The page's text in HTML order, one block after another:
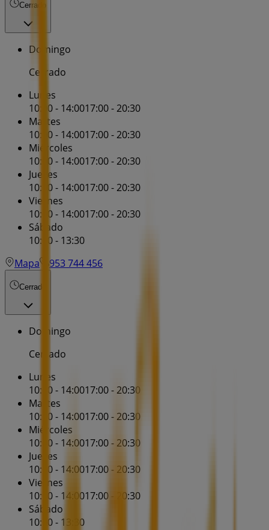
Cerrado
Domingo
Cerrado
Lunes
10:00 - 14:0017:00 - 20:30
Martes
10:00 - 14:0017:00 - 20:30
Miércoles
10:00 - 14:0017:00 - 20:30
Jueves
10:00 - 14:0017:00 - 20:30
Viernes
10:00 - 14:0017:00 - 20:30
Sábado
10:00 - 13:30
Mapa
953 744 456
Cerrado
Domingo
Cerrado
Lunes
10:00 - 14:0017:00 - 20:30
Martes
10:00 - 14:0017:00 - 20:30
Miércoles
10:00 - 14:0017:00 - 20:30
Jueves
10:00 - 14:0017:00 - 20:30
Viernes
10:00 - 14:0017:00 - 20:30
Sábado
10:00 - 13:30